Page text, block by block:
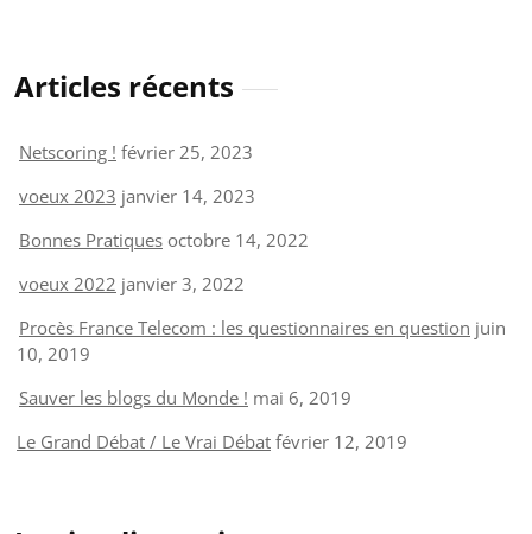
Articles récents
Netscoring ! février 25, 2023
voeux 2023 janvier 14, 2023
Bonnes Pratiques octobre 14, 2022
voeux 2022 janvier 3, 2022
Procès France Telecom : les questionnaires en question juin
10, 2019
Sauver les blogs du Monde ! mai 6, 2019
Le Grand Débat / Le Vrai Débat février 12, 2019